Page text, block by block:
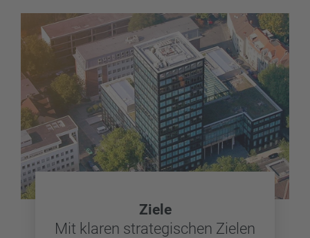
Ziele
Mit klaren strategischen Zielen